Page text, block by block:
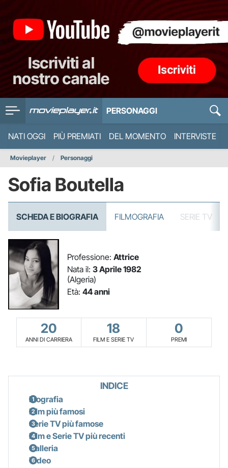
PERSONAGGI
NATI OGGI PIÙ PREMIATI DEL MOMENTO INTERVISTE
Movieplayer Personaggi
Sofia Boutella
SCHEDA E BIOGRAFIA FILMOGRAFIA SERIE TV
Professione: Attrice
Nata il: 3 Aprile 1982
(Algeria)
Età: 44 anni
20
ANNI DI CARRIERA
18
FILM E SERIE TV
0
PREMI
INDICE
Biografia
Film più famosi
Serie TV più famose
Film e Serie TV più recenti
Galleria
Video